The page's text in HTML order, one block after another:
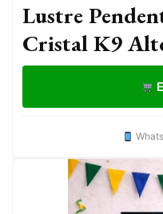
Lustre
Cristal K9
Base Inox
GU10